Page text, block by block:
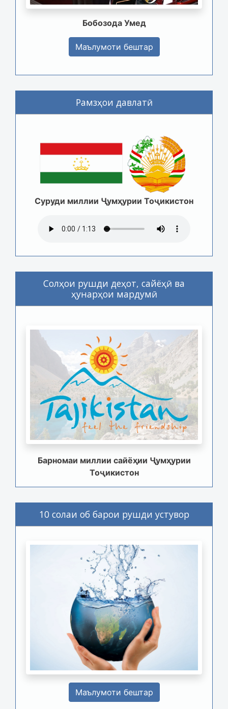
Бобозода Умед
Маълумоти бештар
Рамзҳои давлатӣ
Суруди миллии Ҷумҳурии Тоҷикистон
Солҳои рушди деҳот, сайёҳӣ ва
ҳунарҳои мардумӣ
Барномаи миллии сайёҳии Ҷумҳурии
Тоҷикистон
10 солаи об барои рушди устувор
Маълумоти бештар